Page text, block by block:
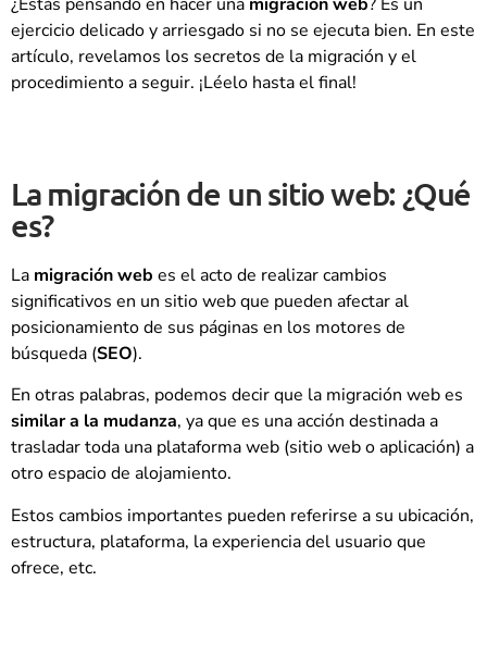
ejercicio delicado y arriesgado si no se ejecuta bien. En este
artículo, revelamos los secretos de la migración y el
procedimiento a seguir. ¡Léelo hasta el final!
La migración de un sitio web: ¿Qué
es?
La migración web es el acto de realizar cambios
significativos en un sitio web que pueden afectar al
posicionamiento de sus páginas en los motores de
búsqueda (SEO).
En otras palabras, podemos decir que la migración web es
similar a la mudanza, ya que es una acción destinada a
trasladar toda una plataforma web (sitio web o aplicación) a
otro espacio de alojamiento.
Estos cambios importantes pueden referirse a su ubicación,
estructura, plataforma, la experiencia del usuario que
ofrece, etc.